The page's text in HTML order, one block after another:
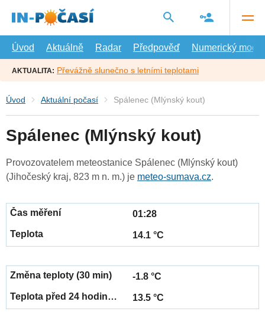
hlavní
Úvod
Aktuálně Radar Předpověď Numerický model
AKTUALITA: Převážně slunečno s letními teplotami
Úvod Aktuální počasí Spálenec (Mlýnský kout)
Spálenec (Mlýnský kout)
Provozovatelem meteostanice Spálenec (Mlýnský kout)
(Jihočeský kraj, 823 m n. m.) je meteo-sumava.cz.
01:28
14.1 °C
-1.8 °C
13.5 °C